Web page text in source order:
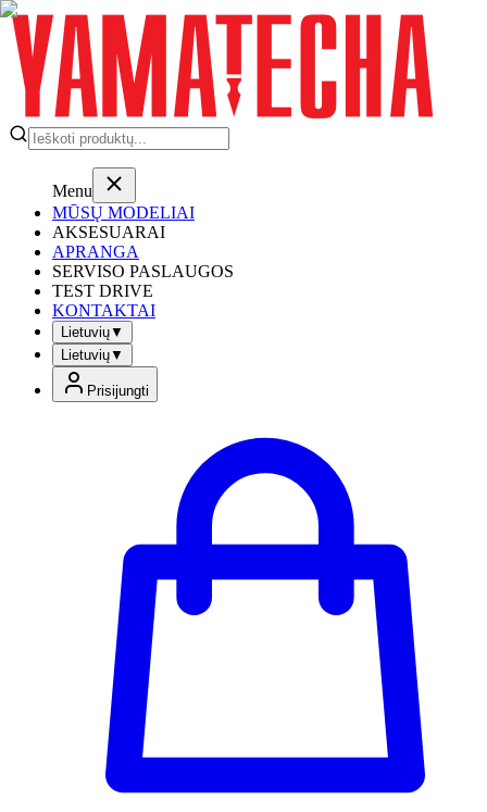
Menu
MŪSŲ MODELIAI
AKSESUARAI
APRANGA
SERVISO PASLAUGOS
TEST DRIVE
KONTAKTAI
Lietuvių▼
Lietuvių▼
Prisijungti